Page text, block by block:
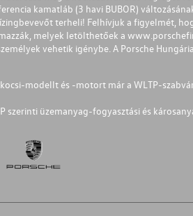
kamatláb (3 havi BUBOR)
terheli! Felhívjuk a figyelmét,
melyek letölthetőek a
vehetik igénybe. A Porsche
modellt és -motort már a WLTP-
üzemanyag-fogyasztási és